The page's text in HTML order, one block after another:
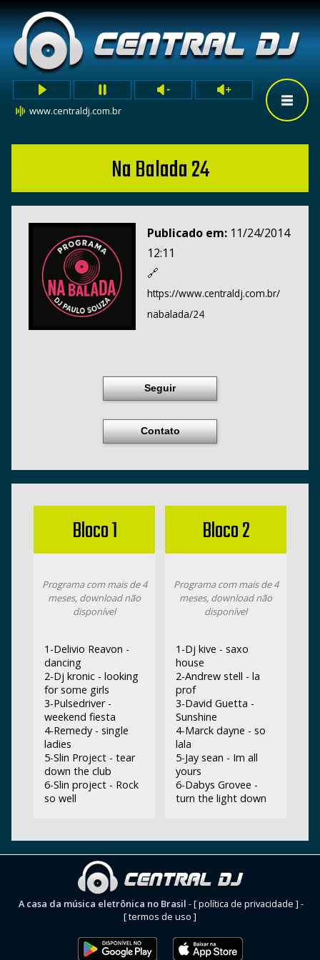
www.centraldj.com.br
Na Balada 24
Publicado em: 11/24/2014
12:11
🔗
https://www.centraldj.com.br/
nabalada/24
Seguir
Contato
Bloco 1
Programa com mais de 4
meses, download não
disponível
1-Delivio Reavon -
dancing
2-Dj kronic - looking
for some girls
3-Pulsedriver -
weekend fiesta
4-Remedy - single
ladies
5-Slin Project - tear
down the club
6-Slin project - Rock
so well
Bloco 2
Programa com mais de 4
meses, download não
disponível
1-Dj kive - saxo
house
2-Andrew stell - la
prof
3-David Guetta -
Sunshine
4-Marck dayne - so
lala
5-Jay sean - Im all
yours
6-Dabys Grovee -
turn the light down
A casa da música eletrônica no Brasil -[ política de privacidade ] -
[ termos de uso ]